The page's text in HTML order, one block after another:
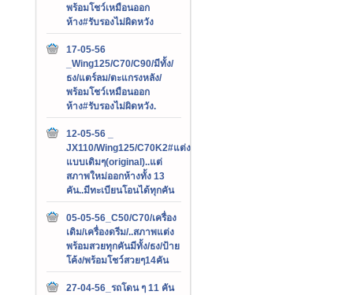
พร้อมโชว์เหมือนออก
ห้าง#รับรองไม่ผิดหวัง
17-05-56
_Wing125/C70/C90/มีทั้ง/
ธง/แตร์ลม/ตะแกรงหลัง/
พร้อมโชว์เหมือนออก
ห้าง#รับรองไม่ผิดหวัง.
12-05-56 _
JX110/Wing125/C70K2#แต่ง
แบบเดิมๆ(original)..แต่
สภาพใหม่ออกห้างทั้ง 13
คัน..มีทะเบียนโอนได้ทุกคัน
05-05-56_C50/C70/เครื่อง
เดิม/เครื่องดรีม/..สภาพแต่ง
พร้อมสวยทุกคันมีทั้ง/ธง/ป้าย
โค้ง/พร้อมโชว์สวยๆ14คัน
27-04-56_รถโดน ๆ 11 คัน